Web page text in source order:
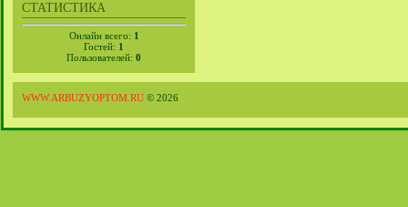
СТАТИСТИКА
Онлайн всего: 1
Гостей: 1
Пользователей: 0
WWW.ARBUZYOPTOM.RU © 2026